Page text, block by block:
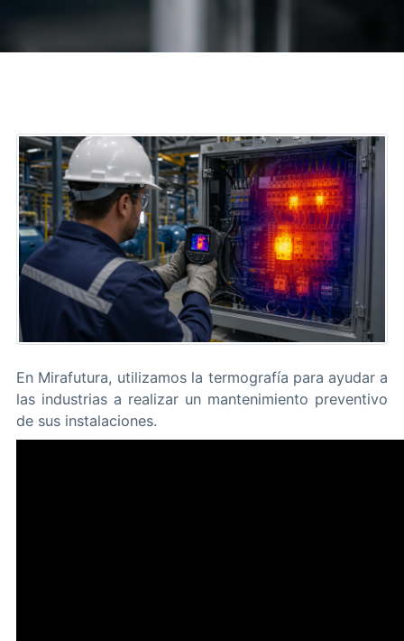
En Mirafutura, utilizamos la termografía para ayudar a
las industrias a realizar un mantenimiento preventivo
de sus instalaciones.